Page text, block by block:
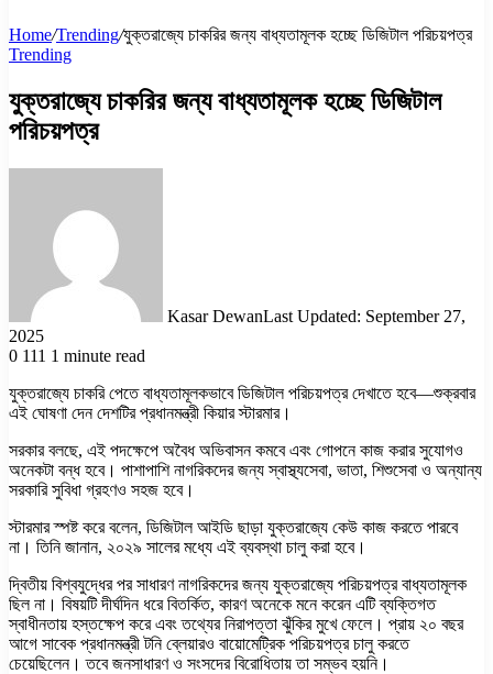
Home/Trending/যুক্তরাজ্যে চাকরির জন্য বাধ্যতামূলক হচ্ছে ডিজিটাল পরিচয়পত্র
Trending
যুক্তরাজ্যে চাকরির জন্য বাধ্যতামূলক হচ্ছে ডিজিটাল
পরিচয়পত্র
Kasar DewanLast Updated: September 27,
2025
0 111 1 minute read
যুক্তরাজ্যে চাকরি পেতে বাধ্যতামূলকভাবে ডিজিটাল পরিচয়পত্র দেখাতে হবে—শুক্রবার
এই ঘোষণা দেন দেশটির প্রধানমন্ত্রী কিয়ার স্টারমার।
সরকার বলছে, এই পদক্ষেপে অবৈধ অভিবাসন কমবে এবং গোপনে কাজ করার সুযোগও
অনেকটা বন্ধ হবে। পাশাপাশি নাগরিকদের জন্য স্বাস্থ্যসেবা, ভাতা, শিশুসেবা ও অন্যান্য
সরকারি সুবিধা গ্রহণও সহজ হবে।
স্টারমার স্পষ্ট করে বলেন, ডিজিটাল আইডি ছাড়া যুক্তরাজ্যে কেউ কাজ করতে পারবে
না। তিনি জানান, ২০২৯ সালের মধ্যে এই ব্যবস্থা চালু করা হবে।
দ্বিতীয় বিশ্বযুদ্ধের পর সাধারণ নাগরিকদের জন্য যুক্তরাজ্যে পরিচয়পত্র বাধ্যতামূলক
ছিল না। বিষয়টি দীর্ঘদিন ধরে বিতর্কিত, কারণ অনেকে মনে করেন এটি ব্যক্তিগত
স্বাধীনতায় হস্তক্ষেপ করে এবং তথ্যের নিরাপত্তা ঝুঁকির মুখে ফেলে। প্রায় ২০ বছর
আগে সাবেক প্রধানমন্ত্রী টনি ব্লেয়ারও বায়োমেট্রিক পরিচয়পত্র চালু করতে
চেয়েছিলেন। তবে জনসাধারণ ও সংসদের বিরোধিতায় তা সম্ভব হয়নি।